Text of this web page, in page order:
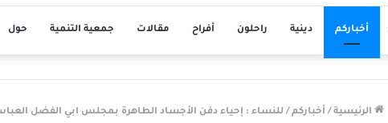
أخباركم دينية راحلون أفراح مقالات جمعية التنمية حول
الرئيسية / أخباركم / للنساء : إحياء دفن الأجساد الطاهرة بمجلس ابي الفضل